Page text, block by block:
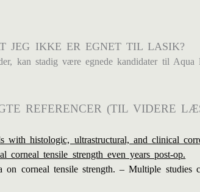
JEG IKKE ER EGNET TIL LASIK?
kan stadig være egnede kandidater til
REFERENCER (TIL VIDERE
histologic, ultrastructural, and clinical
tensile strength even years post-op.
corneal tensile strength. – Multiple studies